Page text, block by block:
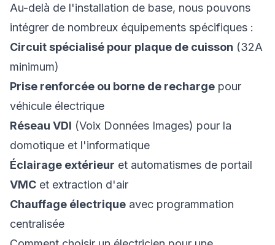
Au-delà de l'installation de base, nous pouvons
intégrer de nombreux équipements spécifiques :
Circuit spécialisé pour plaque de cuisson (32A
minimum)
Prise renforcée ou borne de recharge pour
véhicule électrique
Réseau VDI (Voix Données Images) pour la
domotique et l'informatique
Éclairage extérieur et automatismes de portail
VMC et extraction d'air
Chauffage électrique avec programmation
centralisée